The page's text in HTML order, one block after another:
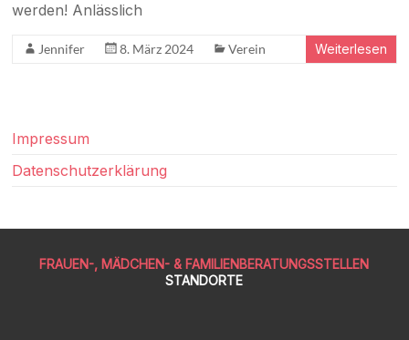
werden! Anlässlich
Jennifer 8. März 2024 Verein Weiterlesen
Impressum
Datenschutzerklärung
FRAUEN-, MÄDCHEN- & FAMILIENBERATUNGSSTELLEN
STANDORTE